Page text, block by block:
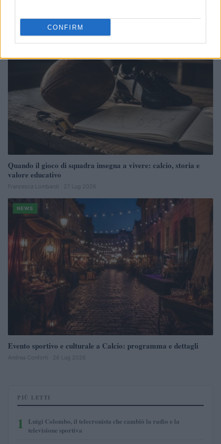
CONFIRM
Quando il gioco di squadra insegna a vivere: calcio, storia e
valore educativo
Francesca Lombardi · 27 Lug 2026
NEWS
Evento sportivo e culturale a Calcio: programma e dettagli
Andrea Conforti · 26 Lug 2026
PIÙ LETTI
1
Luigi Colombo, il telecronista che cambiò la radio e la
televisione sportiva